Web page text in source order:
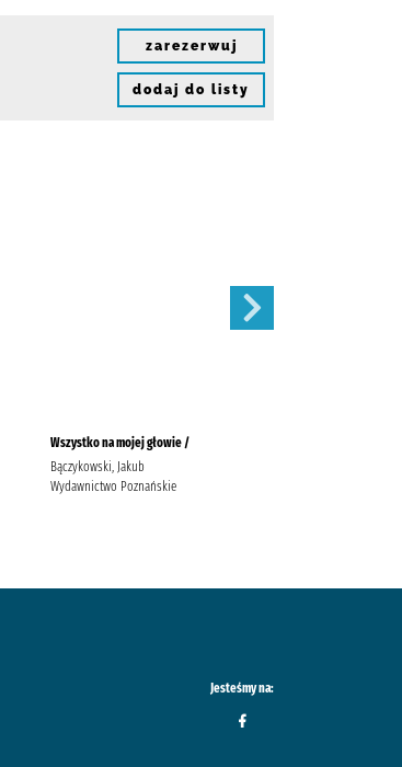
zarezerwuj
dodaj do listy
Wszystko na mojej głowie /
Bączykowski, Jakub
Wydawnictwo Poznańskie
Jesteśmy na: